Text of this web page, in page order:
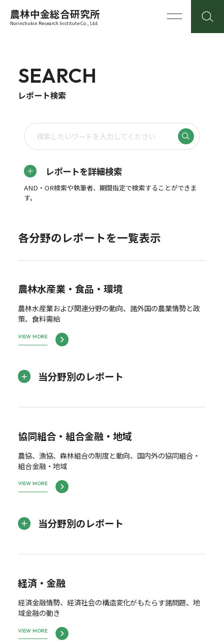
農林中金総合研究所
Norinchukin Research Institute Co., Ltd.
SEARCH
レポート検索
レポートを詳細検索
AND・OR検索や執筆者、期間指定で検索することができま
す。
各分野のレポートを一覧表示
農林水産業・食品・環境
農林水産業および関連分野の動向、諸外国の農業情勢と政
策、食料需給
VIEW MORE
当分野別のレポート
協同組合・組合金融・地域
農協、漁協、森林組合の制度と動向、国内外の協同組合・
組合金融・地域
VIEW MORE
当分野別のレポート
経済・金融
経済金融情勢、経済社会の構造変化がもたらす諸問題、地
域金融の動き
VIEW MORE